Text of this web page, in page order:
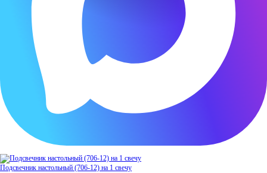
Подсвечник настольный (706-12) на 1 свечу